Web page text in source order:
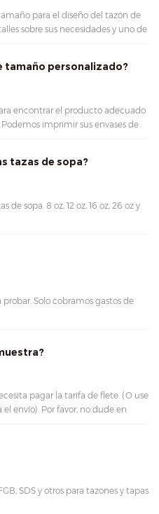
para el diseño del tazón de
sobre sus necesidades y uno de
tamaño personalizado?
encontrar el producto adecuado
imprimir sus envases de
tazas de sopa?
de sopa. 8 oz, 12 oz, 16 oz, 26 oz y
probar. Solo cobramos gastos de
pagar la tarifa de flete. (O use
envío). Por favor, no dude en
SDS y otros para tazones y tapas